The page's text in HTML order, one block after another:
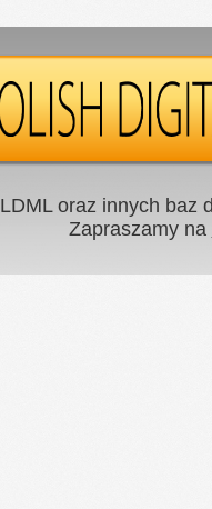
oraz innych
Zapraszamy na